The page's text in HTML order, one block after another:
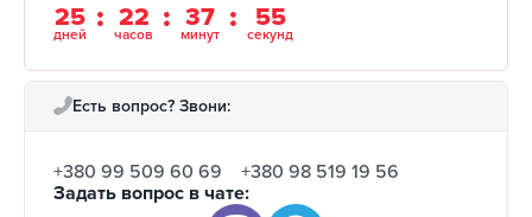
25
дней
22
часов
37
минут
54
секунд
Есть вопрос? Звони:
+380 99 509 60 69
+380 98 519 19 56
Задать вопрос в чате: